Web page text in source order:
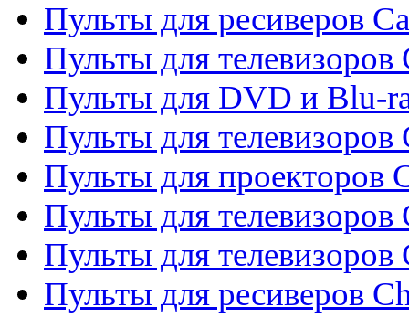
Пульты для ресиверов
Пульты для телевизоров
Пульты для DVD и Blu-
Пульты для телевизоров
Пульты для проекторов
Пульты для телевизоров
Пульты для телевизоров
Пульты для ресиверов